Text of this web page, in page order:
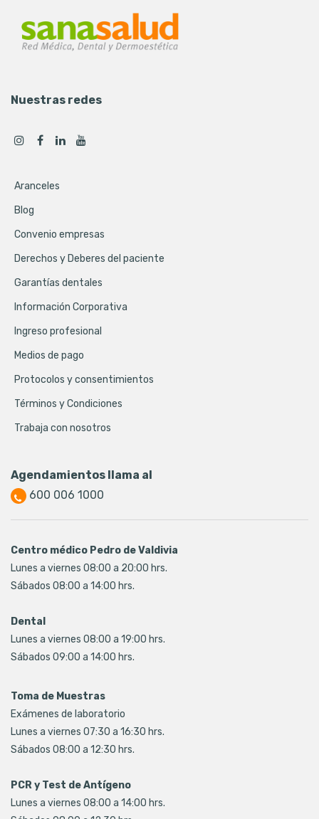
Nuestras redes
Aranceles
Blog
Convenio empresas
Derechos y Deberes del paciente
Garantías dentales
Información Corporativa
Ingreso profesional
Medios de pago
Protocolos y consentimientos
Términos y Condiciones
Trabaja con nosotros
Agendamientos llama al
600 006 1000
Centro médico Pedro de Valdivia
Lunes a viernes 08:00 a 20:00 hrs.
Sábados 08:00 a 14:00 hrs.
Dental
Lunes a viernes 08:00 a 19:00 hrs.
Sábados 09:00 a 14:00 hrs.
Toma de Muestras
Exámenes de laboratorio
Lunes a viernes 07:30 a 16:30 hrs.
Sábados 08:00 a 12:30 hrs.
PCR y Test de Antígeno
Lunes a viernes 08:00 a 14:00 hrs.